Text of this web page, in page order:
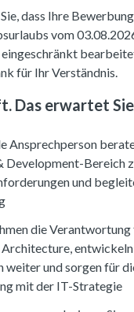
dass Ihre
vom
für Ihr Verständnis.
Das erwartet Sie
Ansprechperson
Development-Bereich
und
die
weiter und sorgen für
mit der IT-Strategie